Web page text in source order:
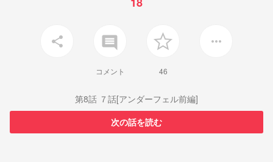
share insert_comment
コメント 46
more_horiz
第8話 ７話[アンダーフェル前編]
次の話を読む